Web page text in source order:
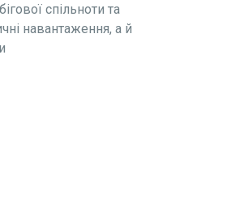
спільноти та
навантаження, а й